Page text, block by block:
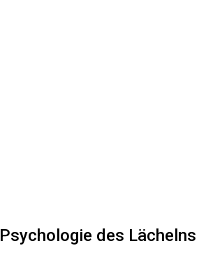
Psychologie des Lächelns